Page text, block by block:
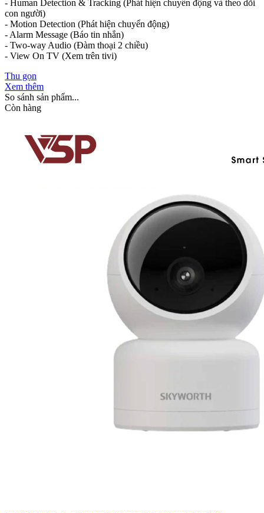
- Human Detection & Tracking (Phát hiện chuyển động và theo dõi
con người)
- Motion Detection (Phát hiện chuyển động)
- Alarm Message (Báo tin nhắn)
- Two-way Audio (Đàm thoại 2 chiều)
- View On TV (Xem trên tivi)
Thu gọn
Xem thêm
So sánh sản phẩm...
Còn hàng